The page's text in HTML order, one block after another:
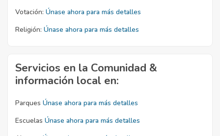
Votación: Únase ahora para más detalles
Religión: Únase ahora para más detalles
Servicios en la Comunidad &
información local en:
Parques Únase ahora para más detalles
Escuelas Únase ahora para más detalles